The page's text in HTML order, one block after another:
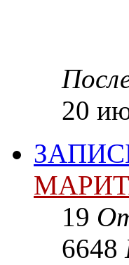
20
19
6648